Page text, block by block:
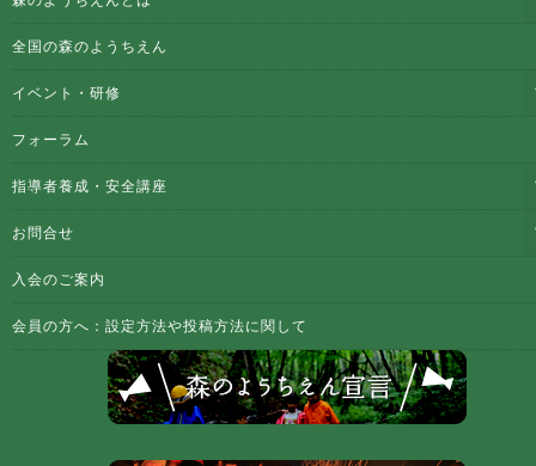
全国の森のようちえん
イベント・研修
フォーラム
指導者養成・安全講座
お問合せ
入会のご案内
会員の方へ：設定方法や投稿方法に関して